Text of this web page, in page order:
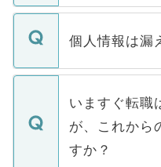
ません。
■応募殺到を避
関を公にしてし
に、医療機関が
みを人材紹介会
ています。
転職・入職を強
ん。また、仮に
定を承諾する必
の辞退の連絡は
個人情報は漏
個人情報が漏え
で、ご安心くだ
などで収集した
ご本人のキャリ
支援を目的に使
いますぐ転職
が、これから
すか？